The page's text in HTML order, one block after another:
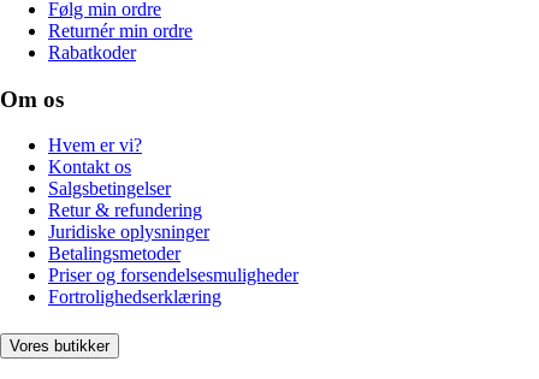
Følg min ordre
Returnér min ordre
Rabatkoder
Om os
Hvem er vi?
Kontakt os
Salgsbetingelser
Retur & refundering
Juridiske oplysninger
Betalingsmetoder
Priser og forsendelsesmuligheder
Fortrolighedserklæring
Vores butikker